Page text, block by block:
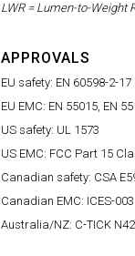
LWR = Lumen-to-Weight
APPROVALS
EU safety: EN 60598-2-17
EU EMC: EN 55015, EN
US safety: UL 1573
US EMC: FCC Part 15
Canadian safety: CSA
Canadian EMC: ICES-
Australia/NZ: C-TICK